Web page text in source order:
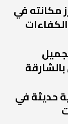
مكانته في
حديثة في